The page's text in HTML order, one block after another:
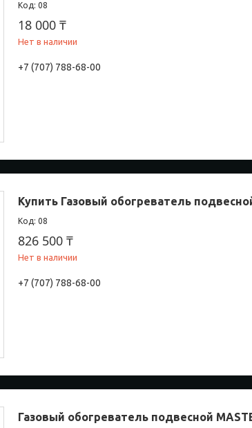
08
18 000 ₸
Нет в наличии
+7 (707) 788-68-00
Купить Газовый обогреватель
08
826 500 ₸
Нет в наличии
+7 (707) 788-68-00
Газовый обогреватель подвесной